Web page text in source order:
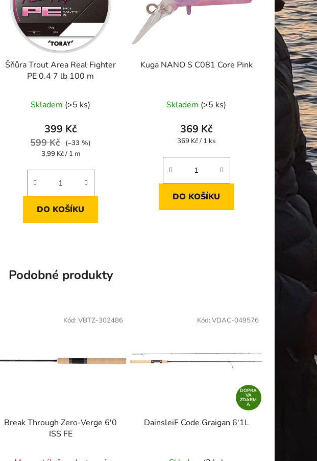
Šňůra Trout Area Real Fighter
PE 0.4 7 lb 100 m
Skladem (>5 ks)
399 Kč
599 Kč (–33 %)
Měrná
3,99 Kč / 1 m
DO KOŠÍKU
Kuga NANO S C081 Core Pink
hodnocení
produktu
je
z
hvězdiček.
Skladem (>5 ks)
369 Kč
Měrná
369 Kč / 1 ks
DO KOŠÍKU
Podobné produkty
Break Through Zero-Verge 6'0
ISS FE
Kód: VBTZ-302486
DOPRA
VA
ZDARM
A
DainsleiF Code Graigan 6'1L
Kód: VDAC-049576